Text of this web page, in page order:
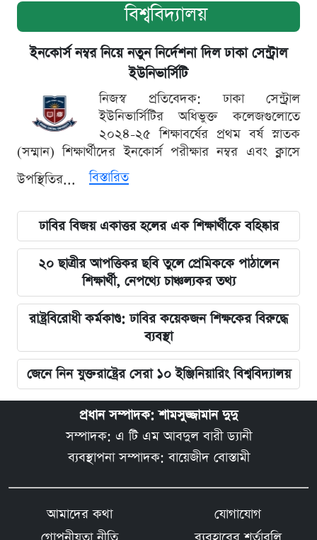
বিশ্ববিদ্যালয়
ইনকোর্স নম্বর নিয়ে নতুন নির্দেশনা দিল ঢাকা সেন্ট্রাল
ইউনিভার্সিটি
নিজস্ব প্রতিবেদক: ঢাকা সেন্ট্রাল
ইউনিভার্সিটির অধিভুক্ত কলেজগুলোতে
২০২৪-২৫ শিক্ষাবর্ষের প্রথম বর্ষ স্নাতক
(সম্মান) শিক্ষার্থীদের ইনকোর্স পরীক্ষার নম্বর এবং ক্লাসে
উপস্থিতির...
বিস্তারিত
ঢাবির বিজয় একাত্তর হলের এক শিক্ষার্থীকে বহিষ্কার
২০ ছাত্রীর আপত্তিকর ছবি তুলে প্রেমিককে পাঠালেন
শিক্ষার্থী, নেপথ্যে চাঞ্চল্যকর তথ্য
রাষ্ট্রবিরোধী কর্মকাণ্ড: ঢাবির কয়েকজন শিক্ষকের বিরুদ্ধে
ব্যবস্থা
জেনে নিন যুক্তরাষ্ট্রের সেরা ১০ ইঞ্জিনিয়ারিং বিশ্ববিদ্যালয়
প্রধান সম্পাদক: শামসুজ্জামান দুদু
সম্পাদক: এ টি এম আবদুল বারী ড্যানী
ব্যবস্থাপনা সম্পাদক: বায়েজীদ বোস্তামী
আমাদের কথা
যোগাযোগ